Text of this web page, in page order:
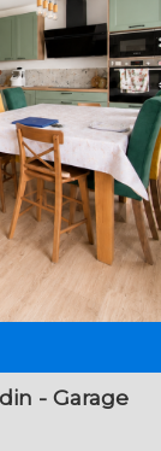
critères
+
- Garage